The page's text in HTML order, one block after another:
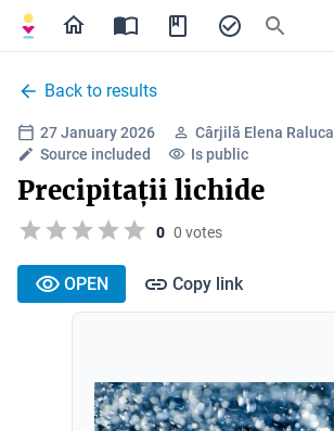
Back to results
27 January 2026
Cârjilă Elena Raluca
Source included
Is public
Precipitații lichide
0 0 votes
OPEN Copy link